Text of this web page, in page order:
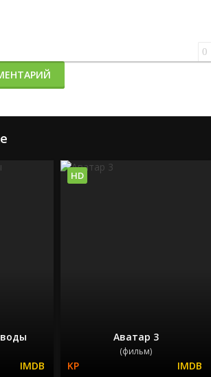
0
Аватар 3
(фильм)
HD